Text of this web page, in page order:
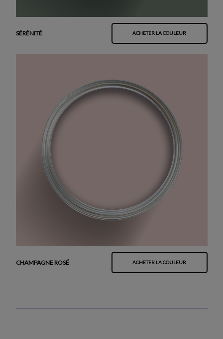
SÉRÉNITÉ ACHETER LA COULEUR
CHAMPAGNE ROSÉ ACHETER LA COULEUR